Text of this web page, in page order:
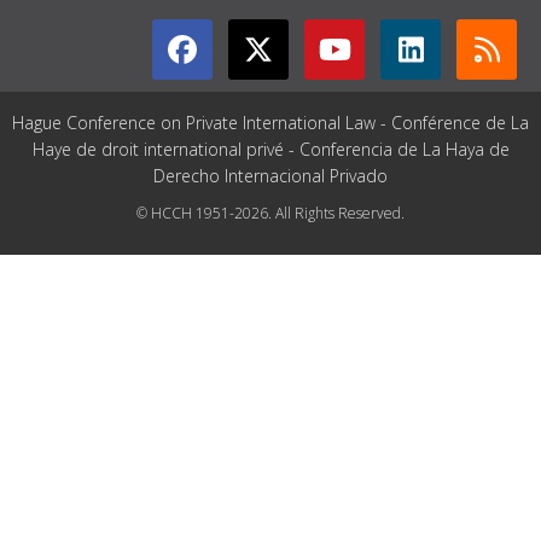
Hague Conference on Private International Law - Conférence de La
Haye de droit international privé - Conferencia de La Haya de
Derecho Internacional Privado
© HCCH 1951-2026. All Rights Reserved.